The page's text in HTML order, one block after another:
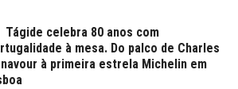
Tágide celebra 80 anos com
à mesa. Do palco de Charles
à primeira estrela Michelin em